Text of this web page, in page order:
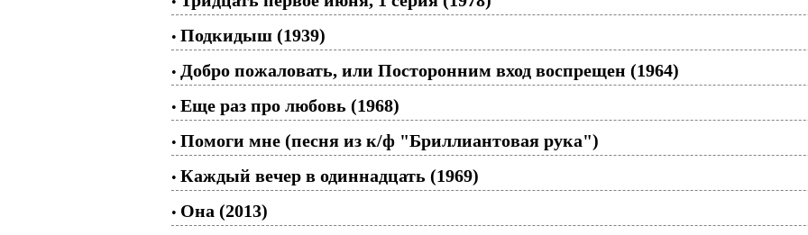
• Подкидыш (1939)
• Добро пожаловать, или Посторонним вход воспрещен (1964)
• Еще раз про любовь (1968)
• Помоги мне (песня из к/ф "Бриллиантовая рука")
• Каждый вечер в одиннадцать (1969)
• Она (2013)